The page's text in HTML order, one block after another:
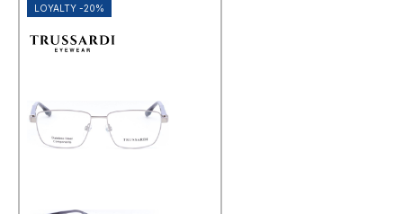
LOYALTY -20%